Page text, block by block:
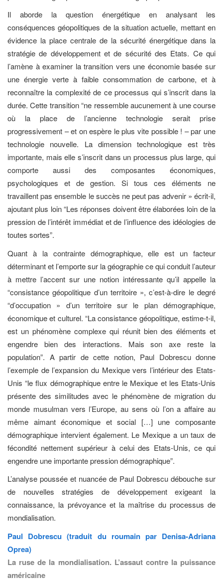
Il aborde la question énergétique en analysant les
conséquences géopolitiques de la situation actuelle, mettant en
évidence la place centrale de la sécurité énergétique dans la
stratégie de développement et de sécurité des Etats. Ce qui
l’amène à examiner la transition vers une économie basée sur
une énergie verte à faible consommation de carbone, et à
reconnaître la complexité de ce processus qui s’inscrit dans la
durée. Cette transition “ne ressemble aucunement à une course
où la place de l’ancienne technologie serait prise
progressivement – et on espère le plus vite possible ! – par une
technologie nouvelle. La dimension technologique est très
importante, mais elle s’inscrit dans un processus plus large, qui
comporte aussi des composantes économiques,
psychologiques et de gestion. Si tous ces éléments ne
travaillent pas ensemble le succès ne peut pas advenir » écrit-il,
ajoutant plus loin “Les réponses doivent être élaborées loin de la
pression de l’intérêt immédiat et de l’influence des idéologies de
toutes sortes”.
Quant à la contrainte démographique, elle est un facteur
déterminant et l’emporte sur la géographie ce qui conduit l’auteur
à mettre l’accent sur une notion intéressante qu’il appelle la
“consistance géopolitique d’un territoire », c’est-à-dire le degré
“d’occupation » d’un territoire sur le plan démographique,
économique et culturel. “La consistance géopolitique, estime-t-il,
est un phénomène complexe qui réunit bien des éléments et
engendre bien des interactions. Mais son axe reste la
population”. A partir de cette notion, Paul Dobrescu donne
l’exemple de l’expansion du Mexique vers l’intérieur des Etats-
Unis “le flux démographique entre le Mexique et les Etats-Unis
présente des similitudes avec le phénomène de migration du
monde musulman vers l’Europe, au sens où l’on a affaire au
même aimant économique et social […] une composante
démographique intervient également. Le Mexique a un taux de
fécondité nettement supérieur à celui des Etats-Unis, ce qui
engendre une importante pression démographique”.
L’analyse poussée et nuancée de Paul Dobrescu débouche sur
de nouvelles stratégies de développement exigeant la
connaissance, la prévoyance et la maîtrise du processus de
mondialisation.
Paul Dobrescu (traduit du roumain par Denisa-Adriana
Oprea)
La ruse de la mondialisation. L’assaut contre la puissance
américaine